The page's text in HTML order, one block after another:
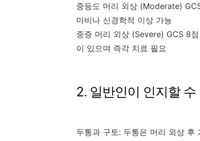
중등도 머리 외상 (Moderate)
마비나 신경학적 이상 가능
중증 머리 외상 (Severe) GCS 8
이 있으며 즉각 치료 필요
2. 일반인이 인지할
두통과 구토: 두통은 머리 외상 후